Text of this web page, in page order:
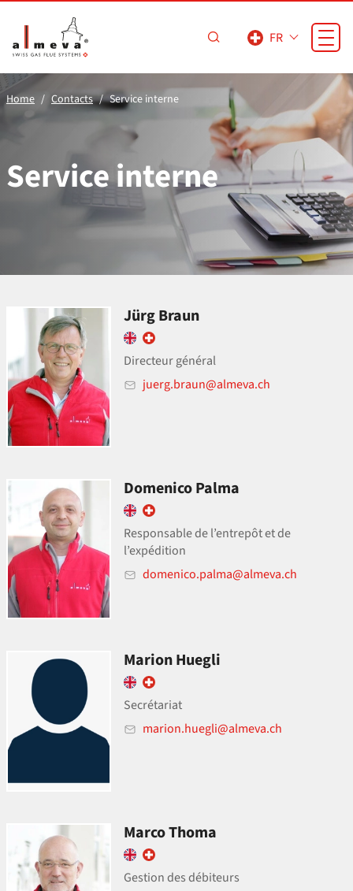
FR
Home Contacts Service interne
Service interne
Jürg Braun
Directeur général
juerg.braun@almeva.ch
Domenico Palma
Responsable de l’entrepôt et de
l’expédition
domenico.palma@almeva.ch
Marion Huegli
Secrétariat
marion.huegli@almeva.ch
Marco Thoma
Gestion des débiteurs